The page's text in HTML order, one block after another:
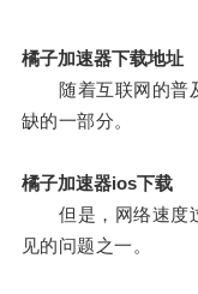
橘子加速器下载地址
随着互联网的普及
缺的一部分。
橘子加速器ios下载
但是，网络速度过
见的问题之一。